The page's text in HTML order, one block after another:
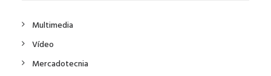
Multimedia
Vídeo
Mercadotecnia